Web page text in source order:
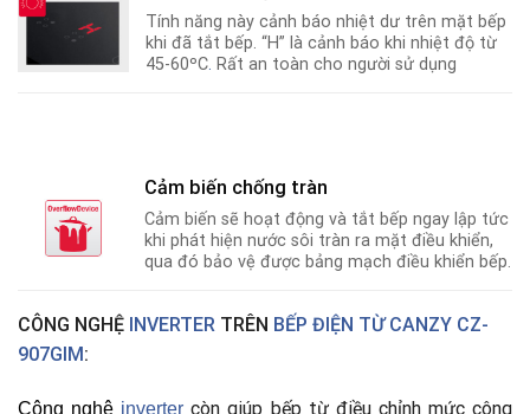
Tính năng này cảnh báo nhiệt dư trên mặt bếp
khi đã tắt bếp. “H” là cảnh báo khi nhiệt độ từ
45-60ºC. Rất an toàn cho người sử dụng
Cảm biến chống tràn
Cảm biến sẽ hoạt động và tắt bếp ngay lập tức
khi phát hiện nước sôi tràn ra mặt điều khiển,
qua đó bảo vệ được bảng mạch điều khiển bếp.
CÔNG NGHỆ INVERTER TRÊN BẾP ĐIỆN TỪ CANZY CZ-
907GIM :
Công nghệ inverter còn giúp bếp từ điều chỉnh mức công